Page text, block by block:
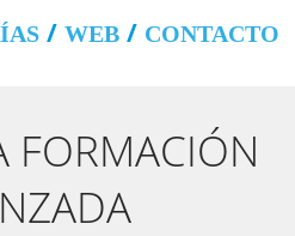
WEB CONTACTO
FORMACIÓN